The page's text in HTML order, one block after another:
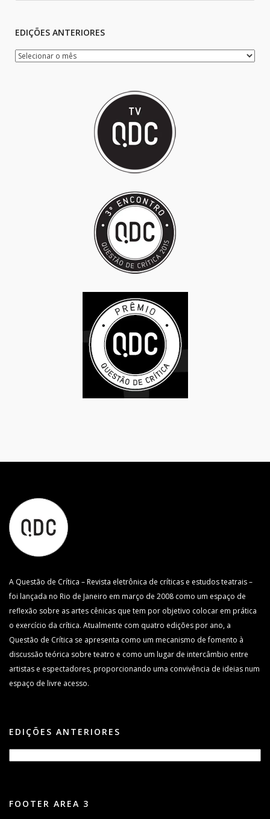
EDIÇÕES ANTERIORES
A Questão de Crítica – Revista eletrônica de críticas e estudos teatrais –
foi lançada no Rio de Janeiro em março de 2008 como um espaço de
reflexão sobre as artes cênicas que tem por objetivo colocar em prática
o exercício da crítica. Atualmente com quatro edições por ano, a
Questão de Crítica se apresenta como um mecanismo de fomento à
discussão teórica sobre teatro e como um lugar de intercâmbio entre
artistas e espectadores, proporcionando uma convivência de ideias num
espaço de livre acesso.
EDIÇÕES ANTERIORES
FOOTER AREA 3